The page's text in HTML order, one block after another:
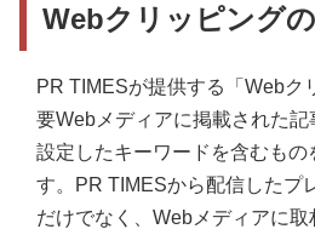
Webクリッピング
PR TIMESが提供する「Webク
要Webメディアに掲載された
設定したキーワードを含むも
す。PR TIMESから配信したプ
だけでなく、Webメディアに